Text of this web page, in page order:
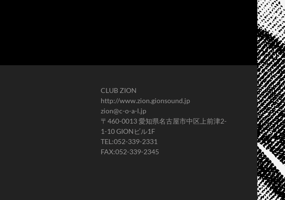
CLUB ZION
http://www.zion.gionsound.jp
zion@c-o-a-l.jp
〒460-0013 愛知県名古屋市中区上前津2-
1-10 GIONビル1F
TEL:052-339-2331
FAX:052-339-2345